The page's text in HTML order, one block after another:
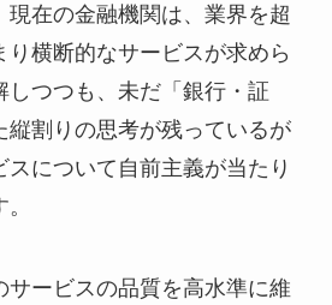
現在の金融機関は、業界を超
り横断的なサービスが求めら
しつつも、未だ「銀行・証
縦割りの思考が残っているが
について自前主義が当たり
サービスの品質を高水準に維